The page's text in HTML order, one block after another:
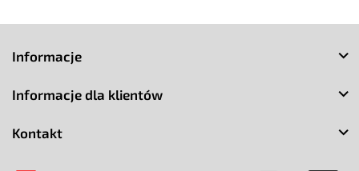
Informacje
Informacje dla klientów
Kontakt